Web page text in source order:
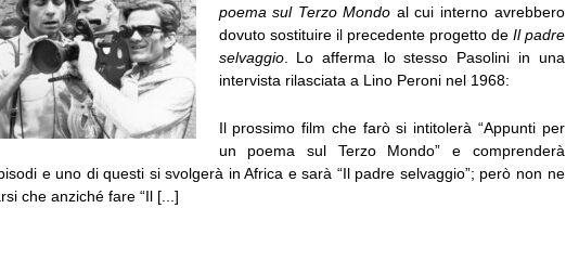
poema sul Terzo Mondo al cui interno avrebbero
dovuto sostituire il precedente progetto de Il padre
selvaggio. Lo afferma lo stesso Pasolini in una
intervista rilasciata a Lino Peroni nel 1968:
Il prossimo film che farò si intitolerà “Appunti per
un poema sul Terzo Mondo” e comprenderà
e uno di questi si svolgerà in Africa e sarà “Il padre selvaggio”; però non ne
che anziché fare “Il [...]